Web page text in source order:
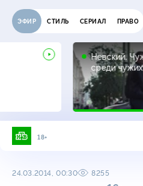
ЭФИР СТИЛЬ СЕРИАЛ ПРАВО
Невский.
среди
18+
24.03.2014, 00:30 8255